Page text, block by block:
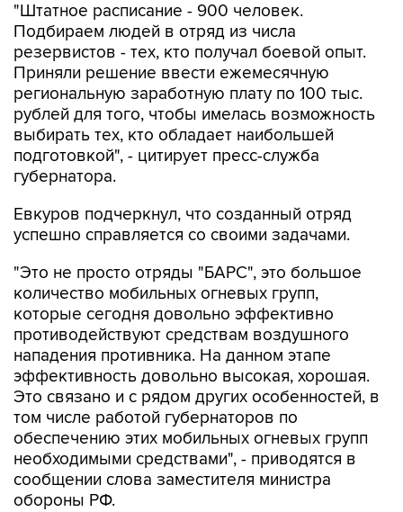
"Штатное расписание - 900 человек.
Подбираем людей в отряд из числа
резервистов - тех, кто получал боевой опыт.
Приняли решение ввести ежемесячную
региональную заработную плату по 100 тыс.
рублей для того, чтобы имелась возможность
выбирать тех, кто обладает наибольшей
подготовкой", - цитирует пресс-служба
губернатора.
Евкуров подчеркнул, что созданный отряд
успешно справляется со своими задачами.
"Это не просто отряды "БАРС", это большое
количество мобильных огневых групп,
которые сегодня довольно эффективно
противодействуют средствам воздушного
нападения противника. На данном этапе
эффективность довольно высокая, хорошая.
Это связано и с рядом других особенностей, в
том числе работой губернаторов по
обеспечению этих мобильных огневых групп
необходимыми средствами", - приводятся в
сообщении слова заместителя министра
обороны РФ.